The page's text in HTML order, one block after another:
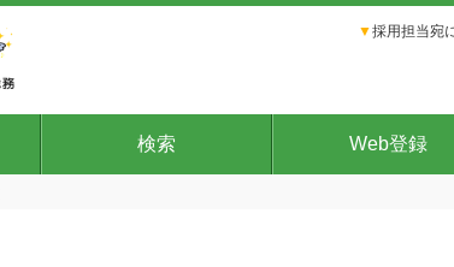
▼採用担当宛
検索 Web登録